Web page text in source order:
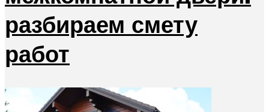
разбираем смету
работ